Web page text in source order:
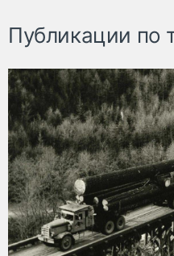
Публикации по